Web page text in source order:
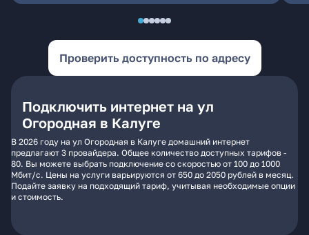
Проверить доступность по адресу
Подключить интернет на ул
Огородная в Калуге
В 2026 году на ул Огородная в Калуге домашний интернет
предлагают 3 провайдера. Общее количество доступных тарифов -
80. Вы можете выбрать подключение со скоростью от 100 до 1000
Мбит/с. Цены на услуги варьируются от 650 до 2050 рублей в месяц.
Подайте заявку на подходящий тариф, учитывая необходимые опции
и стоимость.